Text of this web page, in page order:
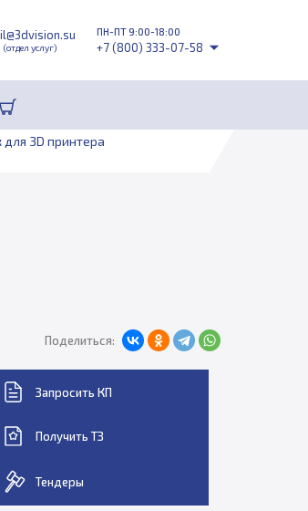
(отдел услуг)
ПН-ПТ 9:00-18:00
+7 (800) 333-07-58
для 3D принтера
Поделиться:
Запросить КП
Получить ТЗ
Тендеры